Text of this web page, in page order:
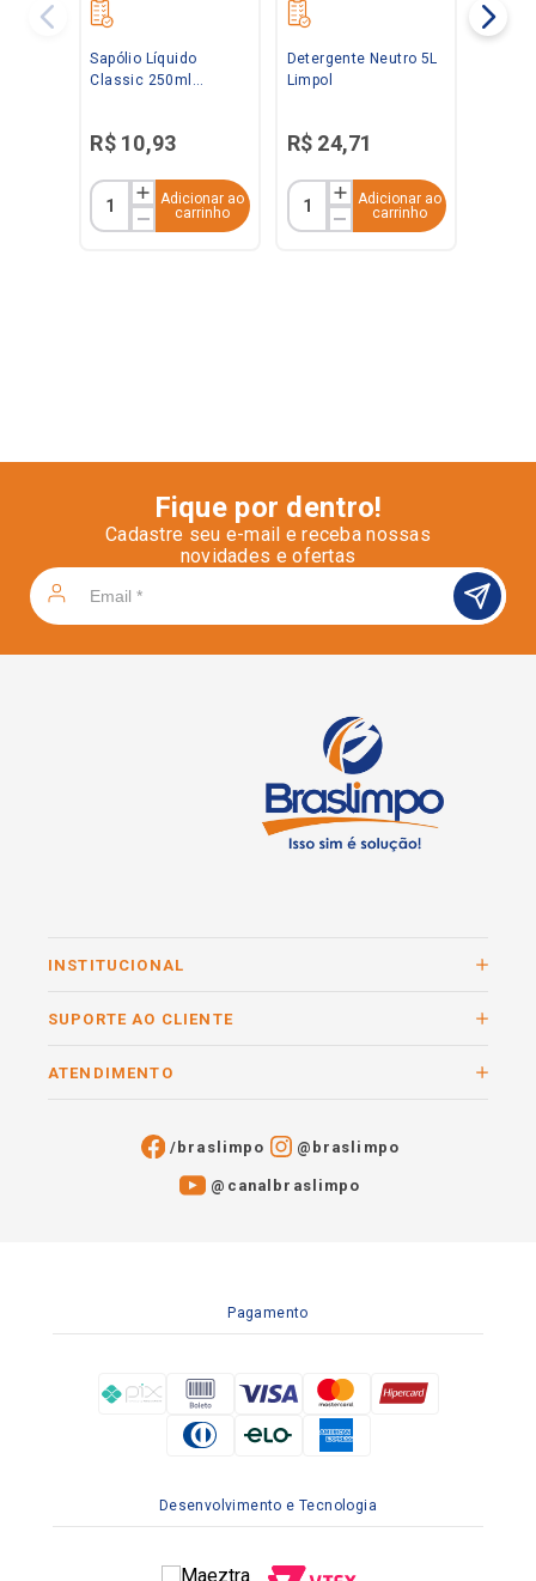
Sapólio Líquido
Classic 250ml
R$ 10,93
Adicionar ao
carrinho
Detergente Neutro 5L
Limpol
R$ 24,71
Adicionar ao
carrinho
Fique por dentro!
Cadastre seu e-mail e receba nossas
novidades e ofertas
INSTITUCIONAL
SUPORTE AO CLIENTE
ATENDIMENTO
/braslimpo @braslimpo
@canalbraslimpo​
Pagamento
Desenvolvimento e Tecnologia